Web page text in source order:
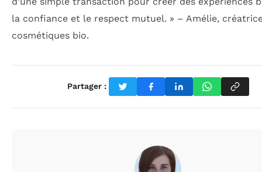
la confiance et le respect mutuel. » – Amélie,
cosmétiques bio.
Partager :